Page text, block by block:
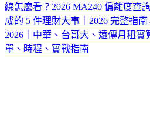
線怎麼看？2026 MA240 偏離度查
成的 5 件理財大事｜2026 完整指南
2026｜中華、台哥大、遠傳月租實
單、時程、實戰指南